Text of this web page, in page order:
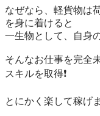
なぜなら、軽貨物は
を身に着けると
一生物として、自身
そんなお仕事を完全
スキルを取得❗️
とにかく楽して稼げ